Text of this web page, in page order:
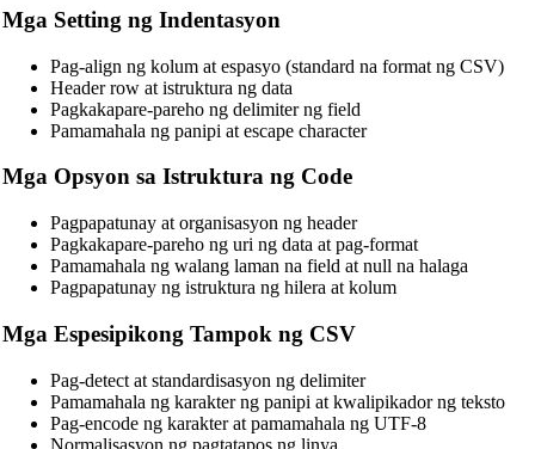
📝 Code Formatters & Beautifiers
🔧 TOOLS
HTML Beautifier
Mga Setting ng Indentasyon
Pag-align ng kolum at espasyo (standard na format ng CSV)
Header row at istruktura ng data
Pagkakapare-pareho ng delimiter ng field
Pamamahala ng panipi at escape character
Mga Opsyon sa Istruktura ng Code
Pagpapatunay at organisasyon ng header
Pagkakapare-pareho ng uri ng data at pag-format
Pamamahala ng walang laman na field at null na halaga
Pagpapatunay ng istruktura ng hilera at kolum
Mga Espesipikong Tampok ng CSV
Pag-detect at standardisasyon ng delimiter
Pamamahala ng karakter ng panipi at kwalipikador ng teksto
Pag-encode ng karakter at pamamahala ng UTF-8
Normalisasyon ng pagtatapos ng linya